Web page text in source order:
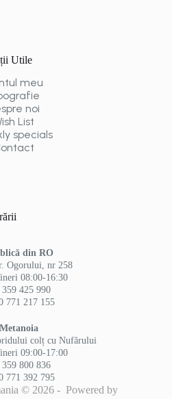
Utile
meu
noi
List
specials
din RO
Ogorului, nr 258
08:00-16:30
425 990
771 217 155
colț cu Nufărului
09:00-17:00
800 836
771 392 795
© 2026 - Powered by